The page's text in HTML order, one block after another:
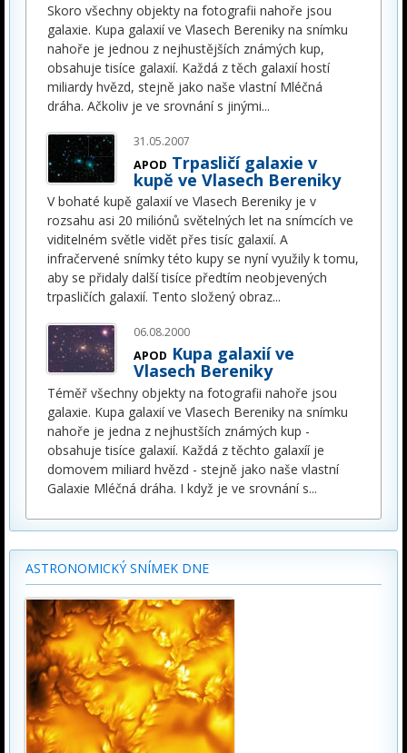
Skoro všechny objekty na fotografii nahoře jsou
galaxie. Kupa galaxií ve Vlasech Bereniky na snímku
nahoře je jednou z nejhustějších známých kup,
obsahuje tisíce galaxií. Každá z těch galaxií hostí
miliardy hvězd, stejně jako naše vlastní Mléčná
dráha. Ačkoliv je ve srovnání s jinými...
31.05.2007
APOD Trpasličí galaxie v
kupě ve Vlasech Bereniky
V bohaté kupě galaxií ve Vlasech Bereniky je v
rozsahu asi 20 miliónů světelných let na snímcích ve
viditelném světle vidět přes tisíc galaxií. A
infračervené snímky této kupy se nyní využily k tomu,
aby se přidaly další tisíce předtím neobjevených
trpasličích galaxií. Tento složený obraz...
06.08.2000
APOD Kupa galaxií ve
Vlasech Bereniky
Téměř všechny objekty na fotografii nahoře jsou
galaxie. Kupa galaxií ve Vlasech Bereniky na snímku
nahoře je jedna z nejhustších známých kup -
obsahuje tisíce galaxií. Každá z těchto galaxíí je
domovem miliard hvězd - stejně jako naše vlastní
Galaxie Mléčná dráha. I když je ve srovnání s...
ASTRONOMICKÝ SNÍMEK DNE